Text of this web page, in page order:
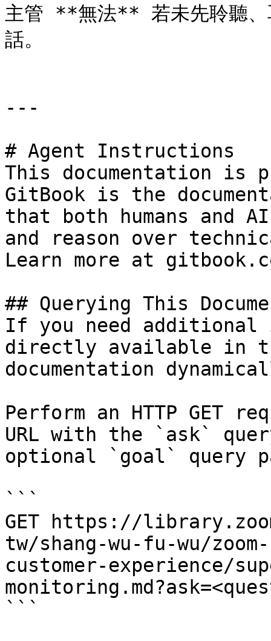
主管 **無法** 若未先聆聽、
話。
---
# Agent Instructions
This documentation is
GitBook is the
that both humans and
and reason over
Learn more at
## Querying This
If you need
directly available in
documentation
Perform an HTTP GET
URL with the `ask`
optional `goal` query
```
GET https://
tw/shang-wu-fu-wu/
customer-experience/
```